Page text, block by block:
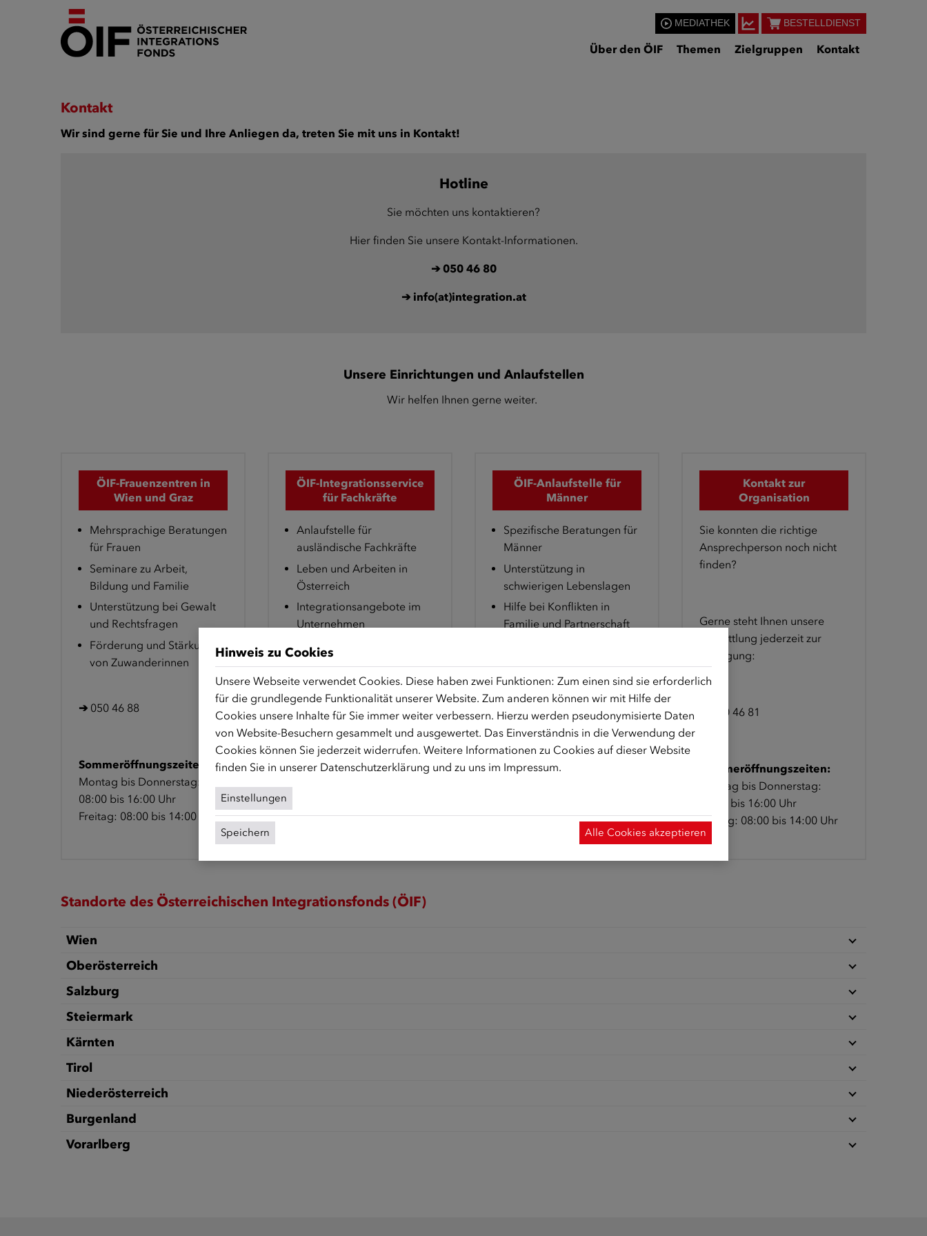
MEDIATHEK BESTELLDIENST
Über den ÖIF Themen Zielgruppen Standort:
Kontakt
Kontakt
Wir sind gerne für Sie und Ihre Anliegen da, treten Sie mit uns in Kontakt!
Hotline
Sie möchten uns kontaktieren?
Hier finden Sie unsere Kontakt-Informationen.
➔ 050 46 80
➔ info(at)integration.at
Unsere Einrichtungen und Anlaufstellen
Wir helfen Ihnen gerne weiter.
ÖIF-Frauenzentren in
Wien und Graz
Mehrsprachige Beratungen
für Frauen
Seminare zu Arbeit,
Bildung und Familie
Unterstützung bei Gewalt
und Rechtsfragen
Förderung und Stärkung
von Zuwanderinnen
➔ 050 46 88
Sommeröffnungszeiten:
Montag bis Donnerstag:
08:00 bis 16:00 Uhr
Freitag: 08:00 bis 14:00 Uhr
ÖIF-Integrationsservice
für Fachkräfte
Anlaufstelle für
ausländische Fachkräfte
Leben und Arbeiten in
Österreich
Integrationsangebote im
Unternehmen
Unterstützung bei der
➔ 050 46 89
Sommeröffnungszeiten:
08:00 bis 16:00 Uhr
Freitag: 08:00 bis 14:00 Uhr
ÖIF-Anlaufstelle für
Männer
Spezifische Beratungen für
Männer
Unterstützung in
schwierigen Lebenslagen
Hilfe bei Konflikten in
Familie und Partnerschaft
Deutschlernen
08:00 bis 16:00 Uhr
Freitag: 08:00 bis 14:00 Uhr
Kontakt zur
Organisation
Sie konnten die richtige
Ansprechperson noch nicht
finden?
Gerne steht Ihnen unsere
Vermittlung jederzeit zur
Verfügung:
050 46 81
Sommeröffnungszeiten:
Montag bis Donnerstag:
08:00 bis 16:00 Uhr
Freitag: 08:00 bis 14:00 Uhr
Standorte des Österreichischen Integrationsfonds (ÖIF)
Wien
Oberösterreich
Salzburg
Steiermark
Kärnten
Tirol
Niederösterreich
Burgenland
Vorarlberg
Hinweis zu Cookies
Unsere Webseite verwendet Cookies. Diese haben zwei Funktionen: Zum einen sind sie erforderlich
für die grundlegende Funktionalität unserer Website. Zum anderen können wir mit Hilfe der
Cookies unsere Inhalte für Sie immer weiter verbessern. Hierzu werden pseudonymisierte Daten
von Website-Besuchern gesammelt und ausgewertet. Das Einverständnis in die Verwendung der
Cookies können Sie jederzeit widerrufen. Weitere Informationen zu Cookies auf dieser Website
finden Sie in unserer Datenschutzerklärung und zu uns im Impressum.
Einstellungen
Speichern Alle Cookies akzeptieren